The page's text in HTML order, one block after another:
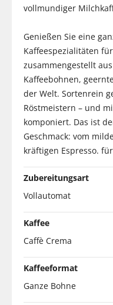
vollmundiger
Genießen Sie eine
Kaffeespezialitäten
zusammengestellt
Kaffeebohnen,
der Welt. Sortenrein
Röstmeistern – und
komponiert. Das ist
Geschmack: vom
kräftigen Espresso.
Zubereitungsart
Vollautomat
Kaffee
Caffè Crema
Kaffeeformat
Ganze Bohne